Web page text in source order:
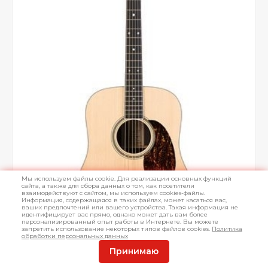
Мы используем файлы cookie. Для реализации основных функций
сайта, а также для сбора данных о том, как посетители
взаимодействуют с сайтом, мы используем cookies-файлы.
Информация, содержащаяся в таких файлах, может касаться вас,
ваших предпочтений или вашего устройства. Такая информация не
идентифицирует вас прямо, однако может дать вам более
персонализированный опыт работы в Интернете. Вы можете
запретить использование некоторых типов файлов cookies. Политика
обработки персональных данных
Принимаю